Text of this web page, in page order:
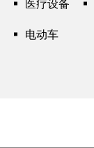
医疗设备
电动车